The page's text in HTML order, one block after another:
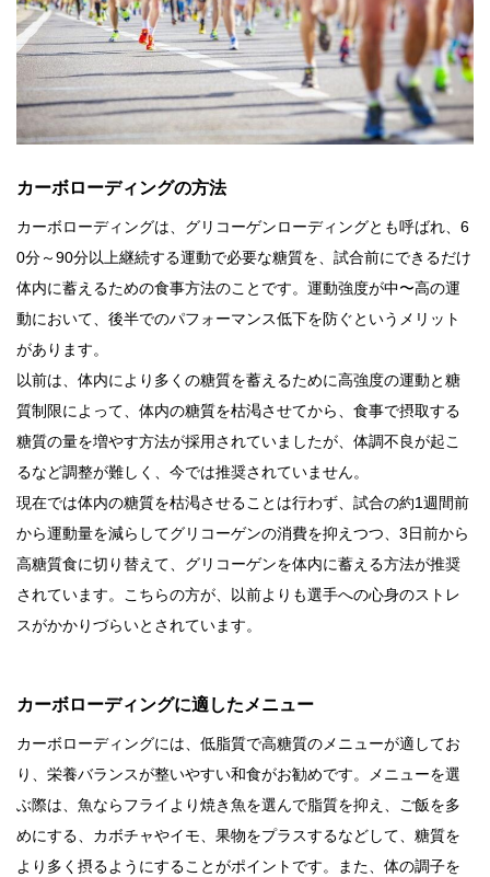
カーボローディングの方法
カーボローディングは、グリコーゲンローディングとも呼ばれ、6
0分～90分以上継続する運動で必要な糖質を、試合前にできるだけ
体内に蓄えるための食事方法のことです。運動強度が中〜高の運
動において、後半でのパフォーマンス低下を防ぐというメリット
があります。
以前は、体内により多くの糖質を蓄えるために高強度の運動と糖
質制限によって、体内の糖質を枯渇させてから、食事で摂取する
糖質の量を増やす方法が採用されていましたが、体調不良が起こ
るなど調整が難しく、今では推奨されていません。
現在では体内の糖質を枯渇させることは行わず、試合の約1週間前
から運動量を減らしてグリコーゲンの消費を抑えつつ、3日前から
高糖質食に切り替えて、グリコーゲンを体内に蓄える方法が推奨
されています。こちらの方が、以前よりも選手への心身のストレ
スがかかりづらいとされています。
カーボローディングに適したメニュー
カーボローディングには、低脂質で高糖質のメニューが適してお
り、栄養バランスが整いやすい和食がお勧めです。メニューを選
ぶ際は、魚ならフライより焼き魚を選んで脂質を抑え、ご飯を多
めにする、カボチャやイモ、果物をプラスするなどして、糖質を
より多く摂るようにすることがポイントです。また、体の調子を